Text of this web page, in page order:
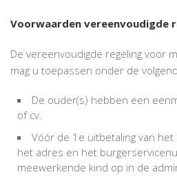
Voorwaarden vereenvoudigde
De vereenvoudigde regeling voor
mag u toepassen onder de
De ouder(s) hebben een
of cv.
Vóór de 1e uitbetaling van
het adres en het
meewerkende kind op in de